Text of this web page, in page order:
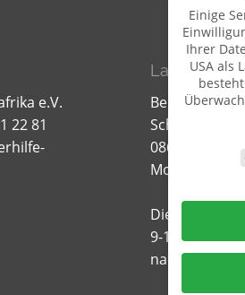
e.V.
22 81
Lager für
Bernd
Schillerstr. 20
08606
Mobil: 01520
Dienstag -
9-12.00 und
nach
Einige
Ihrer
USA als